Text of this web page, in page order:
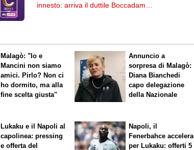
innesto: arriva il duttile Boccadamo
Malagò: "Io e
Mancini non siamo
amici. Pirlo? Non ci
ho dormito, ma alla
fine scelta giusta"
Annuncio a
sorpresa di Malagò:
Diana Bianchedi
capo delegazione
della Nazionale
Lukaku e il Napoli al
capolinea: pressing
e offerta del
Napoli, il
Fenerbahce accelera
per Lukaku: offerti 5